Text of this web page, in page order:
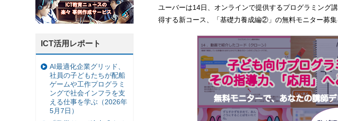
ユーバーは14日、オンラインで提供するプログラミング
得する新コース、「基礎力養成編②」の無料モニター募集
ICT活用レポート
AI最適化企業グリッド、
社員の子どもたちが配船
ゲームや工作プログラミ
ングで社会インフラを支
える仕事を学ぶ（2026年
5月7日）